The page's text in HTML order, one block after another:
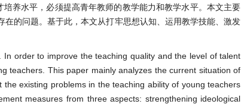
养水平，必须提高青年教师的教学能力和教学水平。本文主要
的问题。基于此，本文从打牢思想认知、运用教学技能、激发
order to improve the teaching quality and the level of talent
teachers. This paper mainly analyzes the current situation of
existing problems in the teaching ability of young teachers
measures from three aspects: strengthening ideological